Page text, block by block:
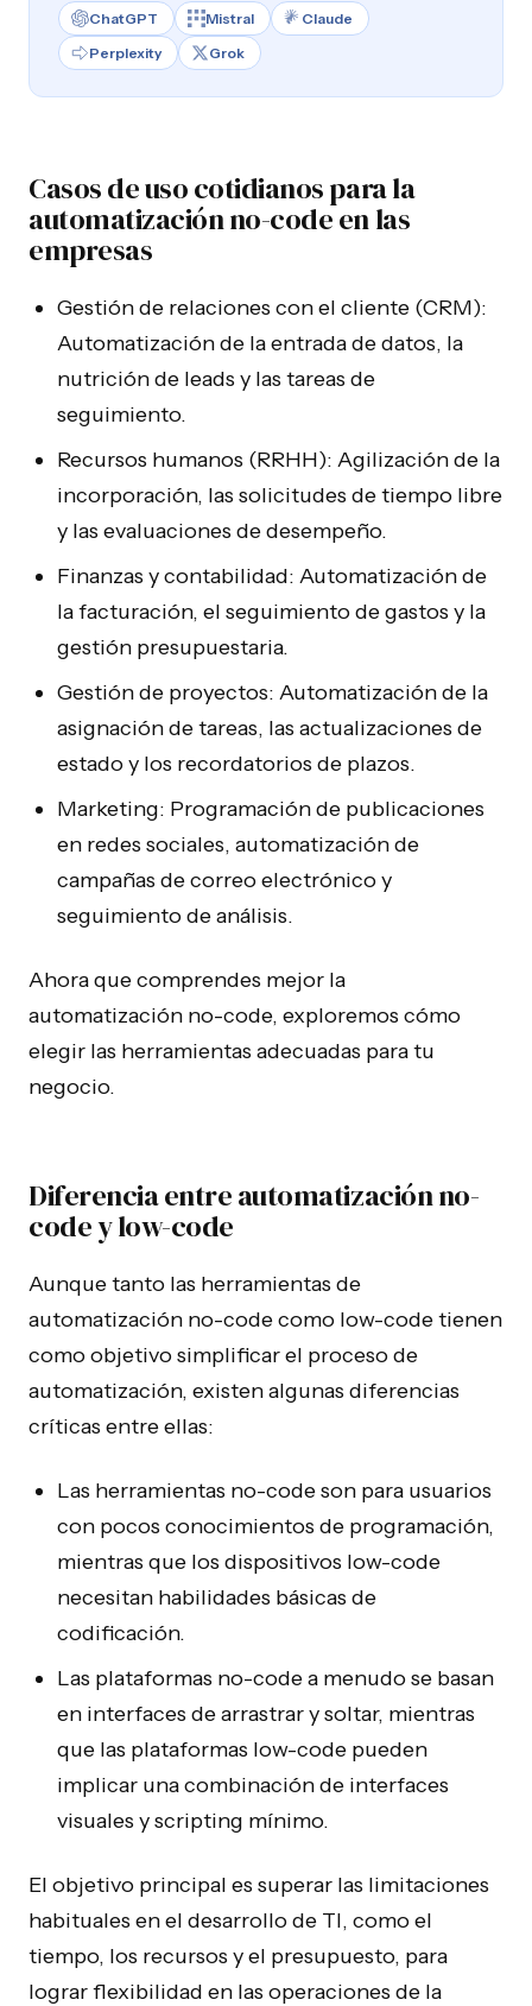
ChatGPT Mistral
Claude
Perplexity
Grok
Casos de uso cotidianos para la
automatización no-code en las
empresas
Gestión de relaciones con el cliente (CRM):
Automatización de la entrada de datos, la
nutrición de leads y las tareas de
seguimiento.
Recursos humanos (RRHH): Agilización de la
incorporación, las solicitudes de tiempo libre
y las evaluaciones de desempeño.
Finanzas y contabilidad: Automatización de
la facturación, el seguimiento de gastos y la
gestión presupuestaria.
Gestión de proyectos: Automatización de la
asignación de tareas, las actualizaciones de
estado y los recordatorios de plazos.
Marketing: Programación de publicaciones
en redes sociales, automatización de
campañas de correo electrónico y
seguimiento de análisis.
Ahora que comprendes mejor la
automatización no-code, exploremos cómo
elegir las herramientas adecuadas para tu
negocio.
Diferencia entre automatización no-
code y low-code
Aunque tanto las herramientas de
automatización no-code como low-code tienen
como objetivo simplificar el proceso de
automatización, existen algunas diferencias
críticas entre ellas:
Las herramientas no-code son para usuarios
con pocos conocimientos de programación,
mientras que los dispositivos low-code
necesitan habilidades básicas de
codificación.
Las plataformas no-code a menudo se basan
en interfaces de arrastrar y soltar, mientras
que las plataformas low-code pueden
implicar una combinación de interfaces
visuales y scripting mínimo.
El objetivo principal es superar las limitaciones
habituales en el desarrollo de TI, como el
tiempo, los recursos y el presupuesto, para
lograr flexibilidad en las operaciones de la